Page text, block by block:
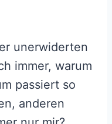
unerwiderten
immer, warum
passiert so
anderen